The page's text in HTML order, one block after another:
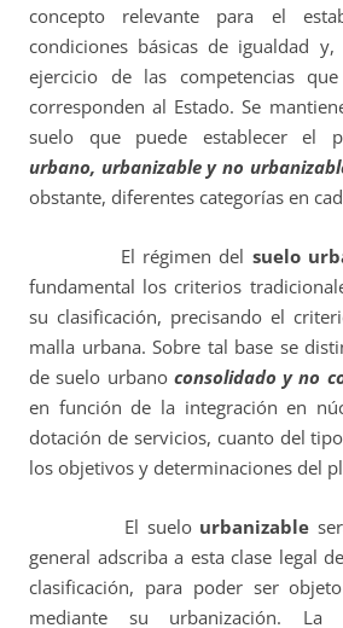
concepto relevante para el
condiciones básicas de igualdad
ejercicio de las competencias
corresponden al Estado. Se
suelo que puede establecer el
urbano, urbanizable y no
obstante, diferentes categorías en
El régimen del suelo
fundamental los criterios
su clasificación, precisando el
malla urbana. Sobre tal base se
de suelo urbano consolidado y no
en función de la integración en
dotación de servicios, cuanto del
los objetivos y determinaciones del
El suelo urbanizable
general adscriba a esta clase legal
clasificación, para poder ser
mediante su urbanización. La